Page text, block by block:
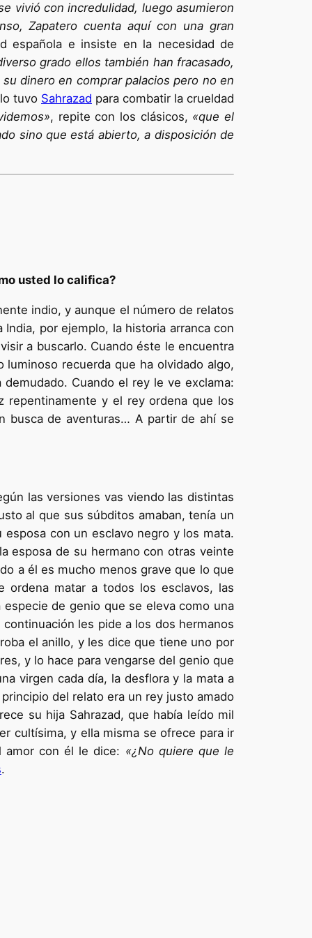
vivió con incredulidad, luego asumieron
Zapatero cuenta aquí con una gran
española e insiste en la necesidad de
grado ellos también han fracasado,
dinero en comprar palacios pero no en
tuvo Sahrazad para combatir la crueldad
, repite con los clásicos, «que el
sino que está abierto, a disposición de
usted lo califica?
indio, y aunque el número de relatos
por ejemplo, la historia arranca con
a buscarlo. Cuando éste le encuentra
recuerda que ha olvidado algo,
Cuando el rey le ve exclama:
repentinamente y el rey ordena que los
busca de aventuras… A partir de ahí se
las versiones vas viendo las distintas
al que sus súbditos amaban, tenía un
con un esclavo negro y los mata.
esposa de su hermano con otras veinte
a él es mucho menos grave que lo que
ordena matar a todos los esclavos, las
de genio que se eleva como una
les pide a los dos hermanos
el anillo, y les dice que tiene uno por
y lo hace para vengarse del genio que
virgen cada día, la desflora y la mata a
del relato era un rey justo amado
su hija Sahrazad, que había leído mil
cultísima, y ella misma se ofrece para ir
amor con él le dice: «¿No quiere que le
.